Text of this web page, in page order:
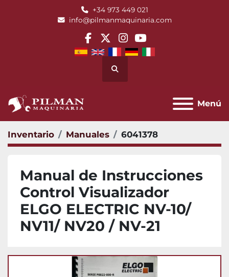
+34 973 449 021
info@pilmanmaquinaria.com
facebook
twitterinstagram
youtube
Buscar
Menú
Inventario Manuales 6041378
Manual de Instrucciones
Control Visualizador
ELGO ELECTRIC NV-10/
NV11/ NV20 / NV-21